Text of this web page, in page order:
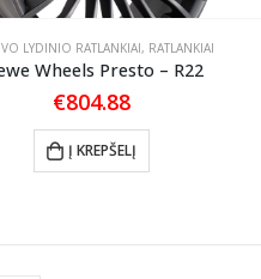
LYDINIO RATLANKIAI, RATLANKIAI
Wheels Presto – R22
€804.88
Į KREPŠELĮ